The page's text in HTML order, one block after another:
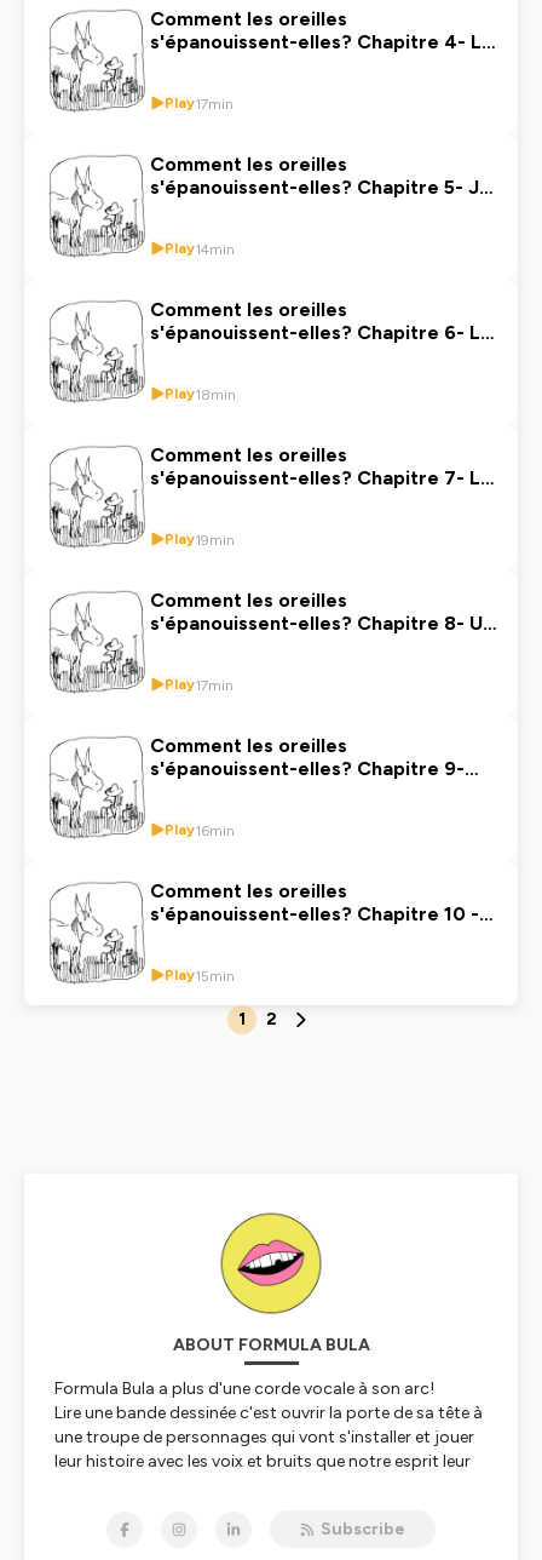
Comment les oreilles
s'épanouissent-elles? Chapitre 4- Le
Play17min
Comment les oreilles
s'épanouissent-elles? Chapitre 5- Je
Play14min
Comment les oreilles
s'épanouissent-elles? Chapitre 6- Le
Play18min
Comment les oreilles
s'épanouissent-elles? Chapitre 7- Le
Play19min
Comment les oreilles
s'épanouissent-elles? Chapitre 8- Un
Play17min
Comment les oreilles
s'épanouissent-elles? Chapitre 9-
Play16min
Comment les oreilles
s'épanouissent-elles? Chapitre 10 -
Play15min
1 2
ABOUT FORMULA BULA
Formula Bula a plus d'une corde vocale à son arc!
Lire une bande dessinée c'est ouvrir la porte de sa tête à
une troupe de personnages qui vont s'installer et jouer
leur histoire avec les voix et bruits que notre esprit leur
celles des autrices et auteurs, des créateurs et penseurs
Subscribe